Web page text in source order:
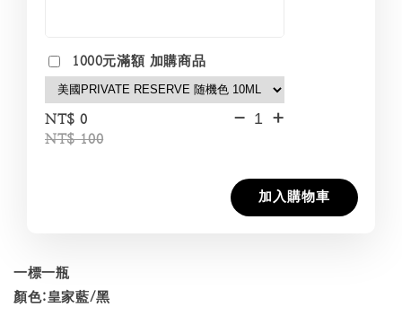
1000元滿額 加購商品
NT$ 0
NT$ 100
- +
加入購物車
一標一瓶
顏色:皇家藍/黑